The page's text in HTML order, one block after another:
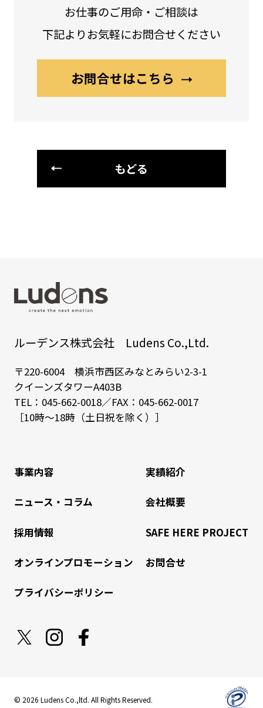
お仕事のご用命・ご相談は
下記よりお気軽にお問合せください
お問合せはこちら
もどる
ルーデンス株式会社 Ludens Co.,Ltd.
〒220-6004 横浜市西区みなとみらい2-3-1
クイーンズタワーA403B
TEL： 045-662-0018／FAX：045-662-0017
［10時～18時（土日祝を除く）］
事業内容 実績紹介
ニュース・コラム 会社概要
採用情報 SAFE HERE PROJECT
オンラインプロモーション お問合せ
プライバシーポリシー
© 2026 Ludens Co.,ltd. All Rights Reserved.